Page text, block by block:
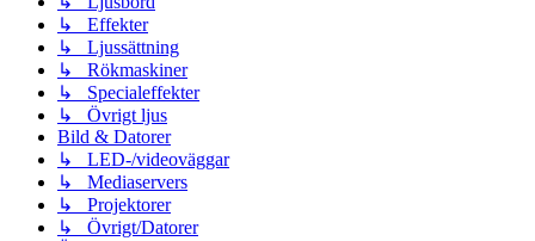
↳ Effekter
↳ Ljussättning
↳ Rökmaskiner
↳ Specialeffekter
↳ Övrigt ljus
Bild & Datorer
↳ LED-/videoväggar
↳ Mediaservers
↳ Projektorer
↳ Övrigt/Datorer